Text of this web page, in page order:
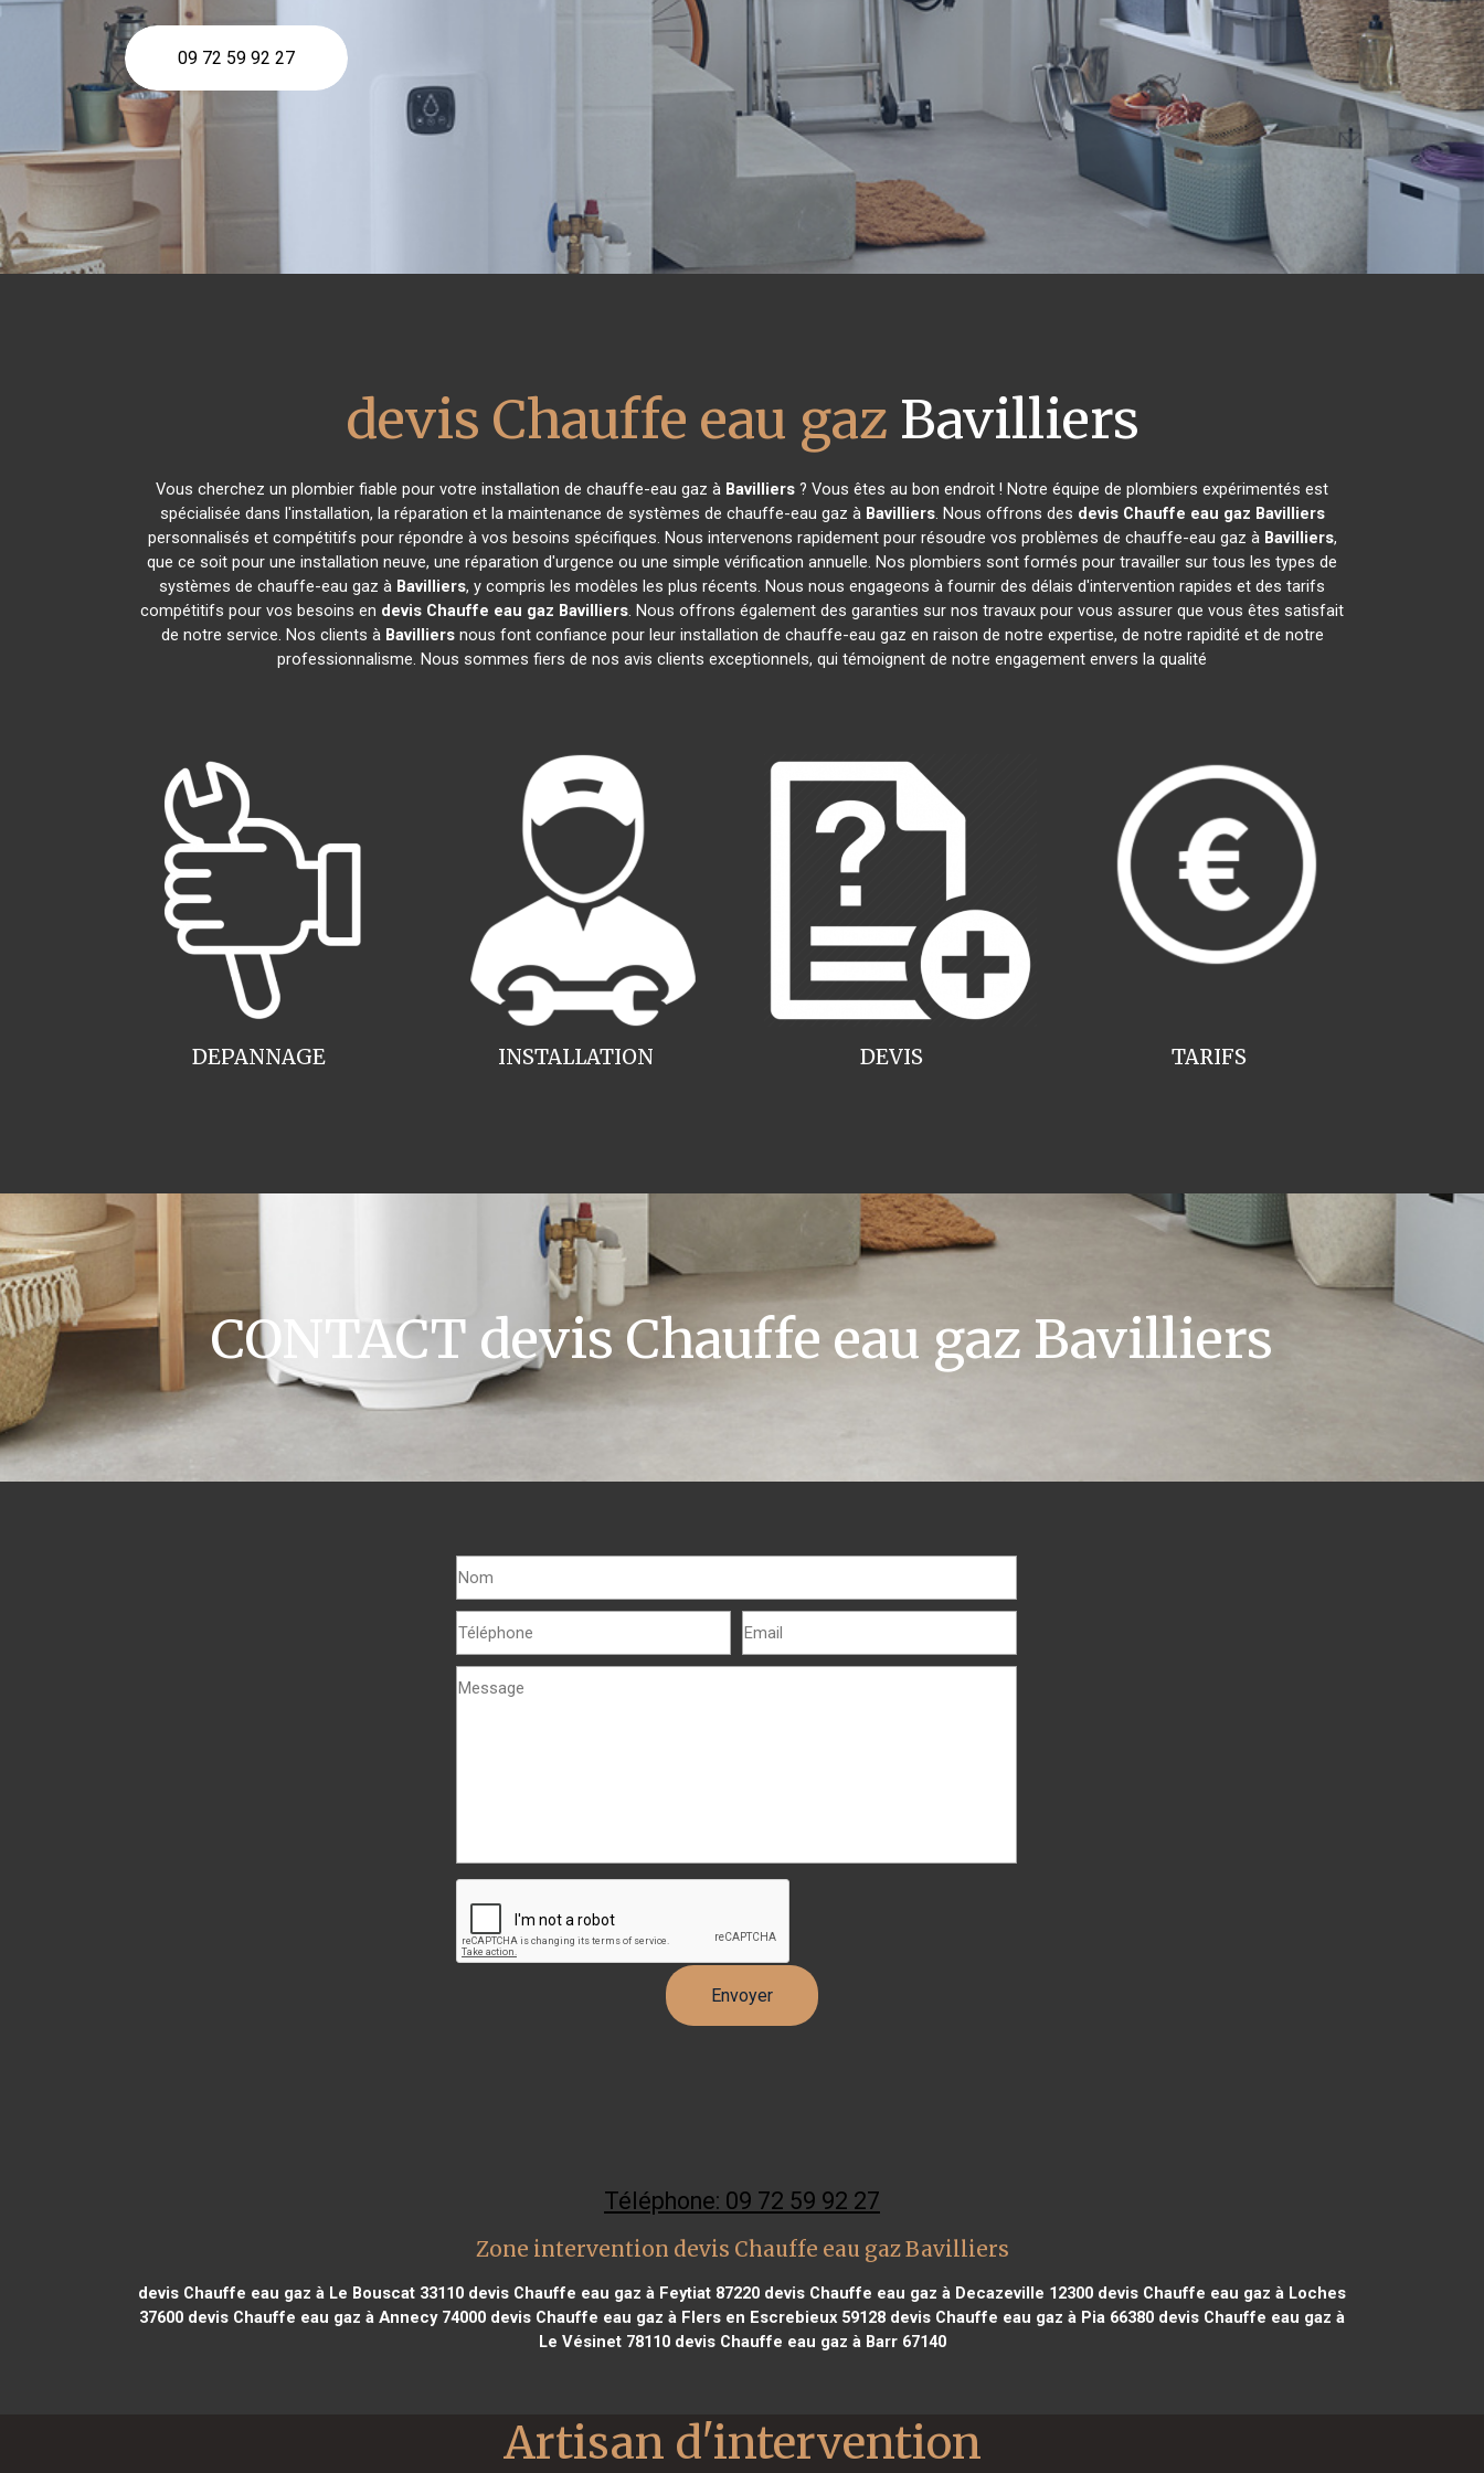
09 72 59 92 27
devis Chauffe eau gaz Bavilliers
Vous cherchez un plombier fiable pour votre installation de chauffe-eau gaz à Bavilliers ? Vous êtes au bon endroit ! Notre équipe de plombiers expérimentés est
spécialisée dans l'installation, la réparation et la maintenance de systèmes de chauffe-eau gaz à Bavilliers. Nous offrons des devis Chauffe eau gaz Bavilliers
personnalisés et compétitifs pour répondre à vos besoins spécifiques. Nous intervenons rapidement pour résoudre vos problèmes de chauffe-eau gaz à Bavilliers,
que ce soit pour une installation neuve, une réparation d'urgence ou une simple vérification annuelle. Nos plombiers sont formés pour travailler sur tous les types de
systèmes de chauffe-eau gaz à Bavilliers, y compris les modèles les plus récents. Nous nous engageons à fournir des délais d'intervention rapides et des tarifs
compétitifs pour vos besoins en devis Chauffe eau gaz Bavilliers. Nous offrons également des garanties sur nos travaux pour vous assurer que vous êtes satisfait
de notre service. Nos clients à Bavilliersnous font confiance pour leur installation de chauffe-eau gaz en raison de notre expertise, de notre rapidité et de notre
professionnalisme. Nous sommes fiers de nos avis clients exceptionnels, qui témoignent de notre engagement envers la qualité
INSTALLATION
DEPANNAGE TARIFS
DEVIS
CONTACT devis Chauffe eau gaz Bavilliers
Téléphone: 09 72 59 92 27
Zone intervention devis Chauffe eau gaz Bavilliers
devis Chauffe eau gaz à Le Bouscat 33110 devis Chauffe eau gaz à Feytiat 87220 devis Chauffe eau gaz à Decazeville 12300 devis Chauffe eau gaz à Loches
37600 devis Chauffe eau gaz à Annecy 74000 devis Chauffe eau gaz à Flers en Escrebieux 59128 devis Chauffe eau gaz à Pia 66380 devis Chauffe eau gaz à
Le Vésinet 78110devis Chauffe eau gaz à Barr 67140
Artisan d'intervention